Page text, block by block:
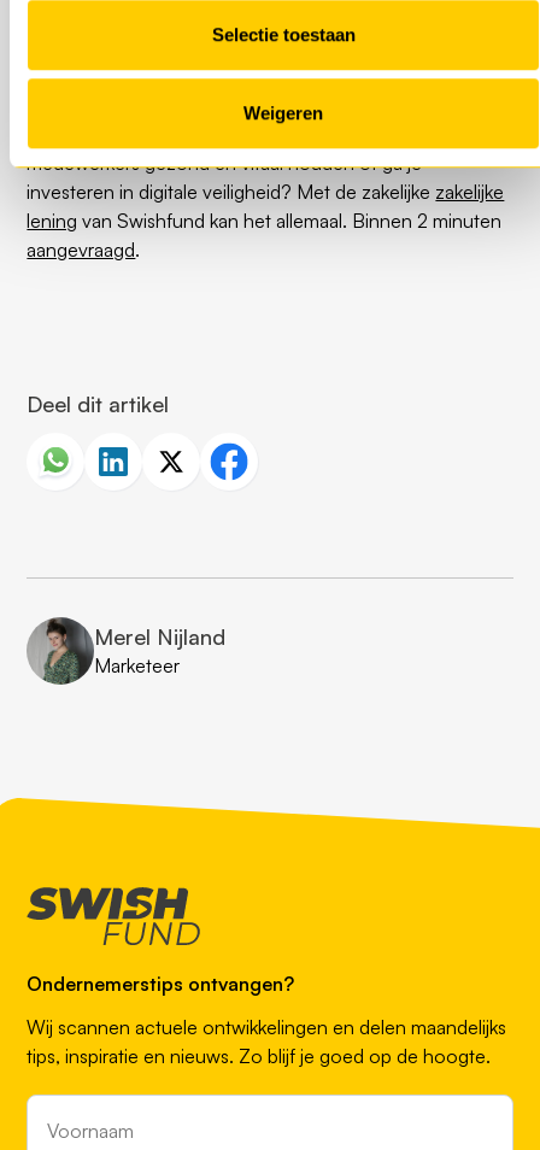
Selectie toestaan
Weigeren
Wil jij groeien met jouw
bedrijf?
medewerkers gezond en vitaal houden of ga je
investeren in digitale veiligheid? Met de zakelijke zakelijke
lening van Swishfund kan het allemaal. Binnen 2 minuten
aangevraagd.
Deel dit artikel
Merel Nijland
Marketeer
Ondernemerstips ontvangen?
Wij scannen actuele ontwikkelingen en delen maandelijks
tips, inspiratie en nieuws. Zo blijf je goed op de hoogte.